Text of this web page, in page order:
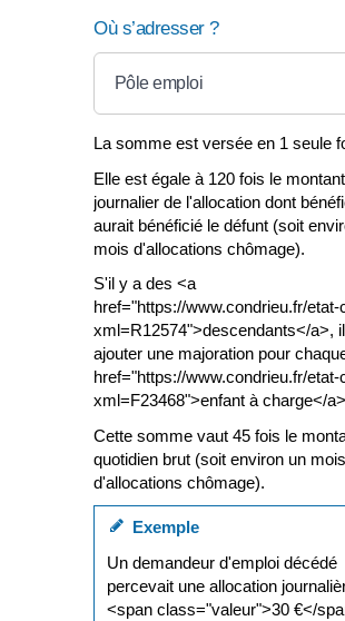
Où s’adresser ?
Pôle emploi
La somme est versée en 1 seule
Elle est égale à 120 fois le montant
journalier de l'allocation dont
aurait bénéficié le défunt (soit
mois d'allocations chômage).
S'il y a des <a
href="https://www.condrieu.fr/etat-
xml=R12574">descendants</a>,
ajouter une majoration pour
href="https://www.condrieu.fr/etat-
xml=F23468">enfant à charge</
Cette somme vaut 45 fois le
quotidien brut (soit environ un
d'allocations chômage).
Exemple
Un demandeur d'emploi décédé
percevait une allocation
<span class="valeur">30 €</